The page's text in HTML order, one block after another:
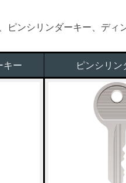
ピンシリンダーキー、ディ
キー ピンシリン